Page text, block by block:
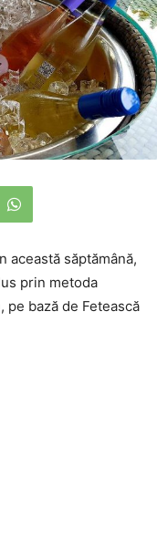
această săptămână,
prin metoda
pe bază de Fetească